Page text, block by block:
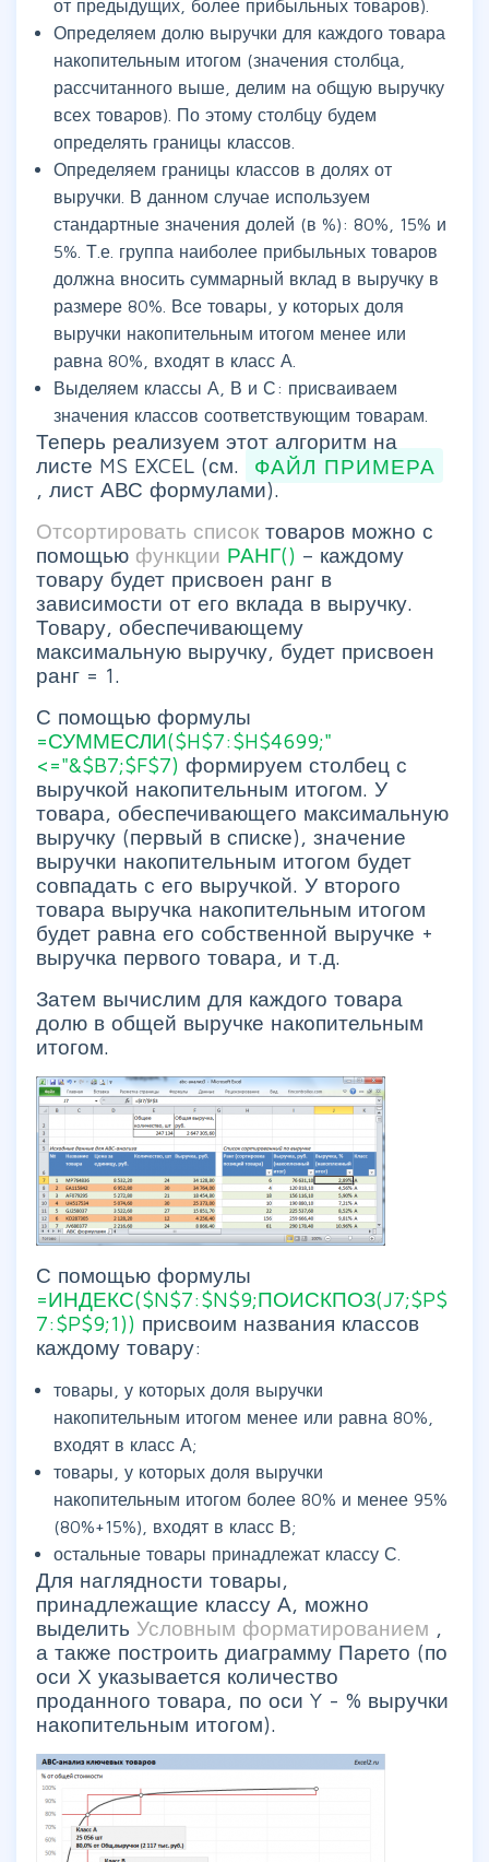
от предыдущих, более прибыльных товаров).
Определяем долю выручки для каждого товара
накопительным итогом (значения столбца,
рассчитанного выше, делим на общую выручку
всех товаров). По этому столбцу будем
определять границы классов.
Определяем границы классов в долях от
выручки. В данном случае используем
стандартные значения долей (в %): 80%, 15% и
5%. Т.е. группа наиболее прибыльных товаров
должна вносить суммарный вклад в выручку в
размере 80%. Все товары, у которых доля
выручки накопительным итогом менее или
равна 80%, входят в класс А.
Выделяем классы А, В и С: присваиваем
значения классов соответствующим товарам.
Теперь реализуем этот алгоритм на
листе MS EXCEL (см.
ФАЙЛ ПРИМЕРА
, лист АВС формулами).
Отсортировать список товаров можно с
помощью функции РАНГ() – каждому
товару будет присвоен ранг в
зависимости от его вклада в выручку.
Товару, обеспечивающему
максимальную выручку, будет присвоен
ранг = 1.
С помощью формулы
=СУММЕСЛИ($H$7:$H$4699;"
<="&$B7;$F$7) формируем столбец с
выручкой накопительным итогом. У
товара, обеспечивающего максимальную
выручку (первый в списке), значение
выручки накопительным итогом будет
совпадать с его выручкой. У второго
товара выручка накопительным итогом
будет равна его собственной выручке +
выручка первого товара, и т.д.
Затем вычислим для каждого товара
долю в общей выручке накопительным
итогом.
С помощью формулы
=ИНДЕКС($N$7:$N$9;ПОИСКПОЗ(J7;$P$
7:$P$9;1)) присвоим названия классов
каждому товару:
товары, у которых доля выручки
накопительным итогом менее или равна 80%,
входят в класс А;
товары, у которых доля выручки
накопительным итогом более 80% и менее 95%
(80%+15%), входят в класс В;
остальные товары принадлежат классу С.
Для наглядности товары,
принадлежащие классу А, можно
выделить Условным форматированием ,
а также построить диаграмму Парето (по
оси Х указывается количество
проданного товара, по оси Y - % выручки
накопительным итогом).